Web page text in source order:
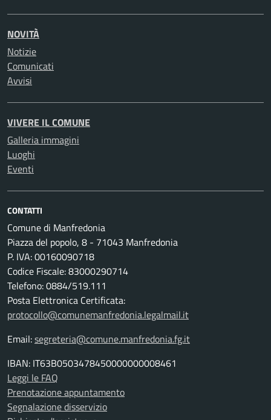
NOVITÀ
Notizie
Comunicati
Avvisi
VIVERE IL COMUNE
Galleria immagini
Luoghi
Eventi
CONTATTI
Comune di Manfredonia
Piazza del popolo, 8 - 71043 Manfredonia
P. IVA: 00160090718
Codice Fiscale: 83000290714
Telefono: 0884/519.111
Posta Elettronica Certificata:
protocollo@comunemanfredonia.legalmail.it
Email:segreteria@comune.manfredonia.fg.it
IBAN: IT63B0503478450000000008461
Leggi le FAQ
Prenotazione appuntamento
Segnalazione disservizio